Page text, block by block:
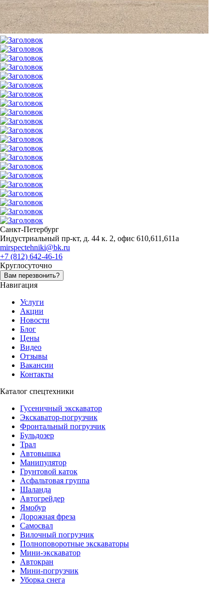
Санкт-Петербург
Индустриальный пр-кт, д. 44 к. 2, офис 610,611,611а
mirspectehniki@bk.ru
+7 (812) 642-46-16
Круглосуточно
Вам перезвонить?
Навигация
Услуги
Акции
Новости
Блог
Цены
Видео
Отзывы
Вакансии
Контакты
Каталог спецтехники
Гусеничный экскаватор
Экскаватор-погрузчик
Фронтальный погрузчик
Бульдозер
Трал
Автовышка
Манипулятор
Грунтовой каток
Асфальтовая группа
Шаланда
Автогрейдер
Ямобур
Дорожная фреза
Самосвал
Вилочный погрузчик
Полноповоротные экскаваторы
Мини-экскаватор
Автокран
Мини-погрузчик
Уборка снега